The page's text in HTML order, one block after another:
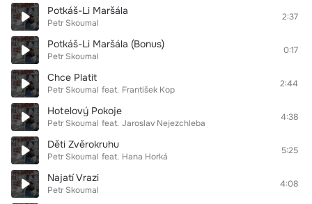
Potkáš-Li Maršála
Petr Skoumal
2:37
Potkáš-Li Maršála (Bonus)
Petr Skoumal
0:17
Chce Platit
Petr Skoumal feat. František Kop
2:44
Hotelový Pokoje
Petr Skoumal feat. Jaroslav Nejezchleba
4:38
Děti Zvěrokruhu
Petr Skoumal feat. Hana Horká
5:25
Najatí Vrazi
Petr Skoumal
4:08